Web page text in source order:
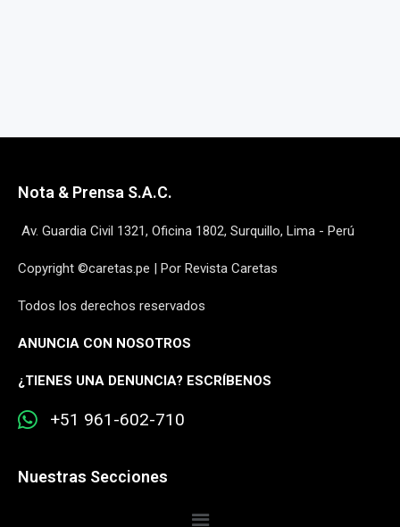
Nota & Prensa S.A.C.
Av. Guardia Civil 1321, Oficina 1802, Surquillo, Lima - Perú
Copyright ©caretas.pe | Por Revista Caretas
Todos los derechos reservados
ANUNCIA CON NOSOTROS
¿TIENES UNA DENUNCIA? ESCRÍBENOS
+51 961-602-710
Nuestras Secciones